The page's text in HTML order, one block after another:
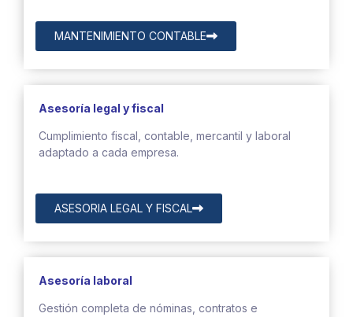
MANTENIMIENTO CONTABLE
Asesoría legal y fiscal
Cumplimiento fiscal, contable, mercantil y laboral
adaptado a cada empresa.
ASESORIA LEGAL Y FISCAL
Asesoría laboral
Gestión completa de nóminas, contratos e